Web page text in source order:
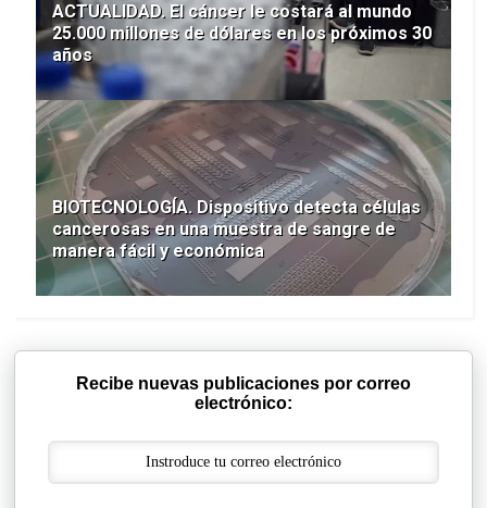
ACTUALIDAD. El cáncer le costará al mundo
25.000 millones de dólares en los próximos 30
años
BIOTECNOLOGÍA. Dispositivo detecta células
cancerosas en una muestra de sangre de
manera fácil y económica
Recibe nuevas publicaciones por correo
electrónico: